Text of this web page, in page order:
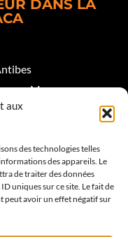
aux
des technologies telles
des appareils. Le
de traiter des données
uniques sur ce site. Le fait de
peut avoir un effet négatif sur
DANS LA
sur Mer
les Pins